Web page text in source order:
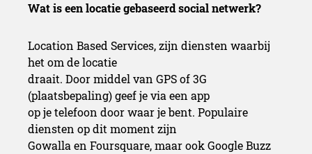
Wat is een locatie gebaseerd social netwerk?
Location Based Services, zijn diensten waarbij
het om de locatie
draait. Door middel van GPS of 3G
(plaatsbepaling) geef je via een app
op je telefoon door waar je bent. Populaire
diensten op dit moment zijn
Gowalla en Foursquare, maar ook Google Buzz